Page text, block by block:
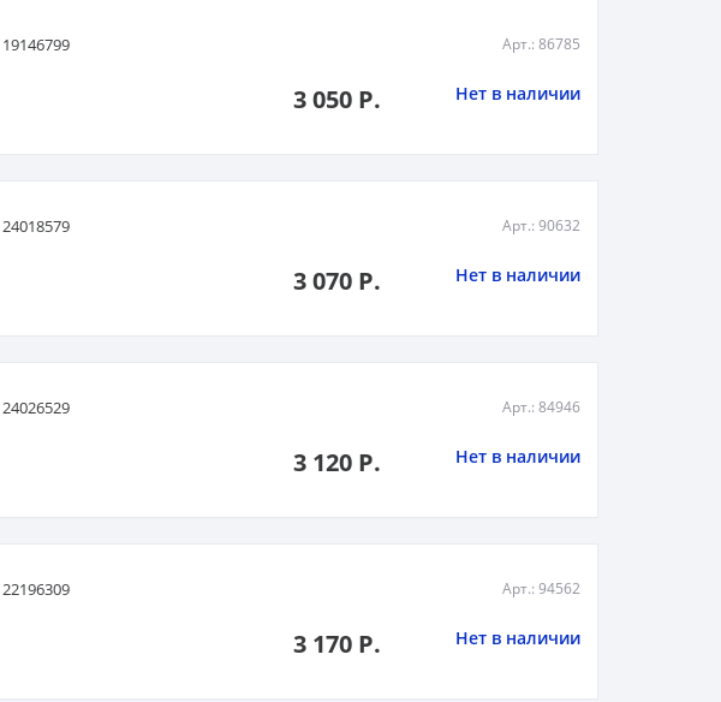
19146799 Арт.: 86785
3 050 Р. Нет в наличии
24018579 Арт.: 90632
3 070 Р. Нет в наличии
24026529 Арт.: 84946
3 120 Р. Нет в наличии
22196309 Арт.: 94562
3 170 Р. Нет в наличии